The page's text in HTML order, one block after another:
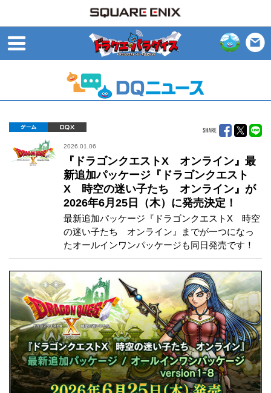
ゲーム
2026.01.06
『ドラゴンクエストX オンライン』最
新追加パッケージ『ドラゴンクエスト
X 時空の迷い子たち オンライン』が
2026年6月25日（木）に発売決定！
最新追加パッケージ『ドラゴンクエストX 時空
の迷い子たち オンライン』までが一つになっ
たオールインワンパッケージも同日発売です！